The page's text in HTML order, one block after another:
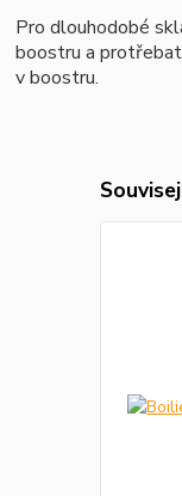
Pro dlouhodobé
boostru a
v boostru.